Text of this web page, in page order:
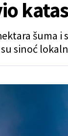
šuma i
sinoć